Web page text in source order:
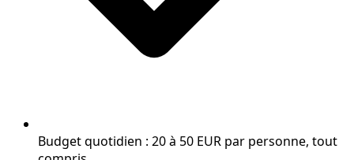
Budget quotidien : 20 à 50 EUR par personne, tout